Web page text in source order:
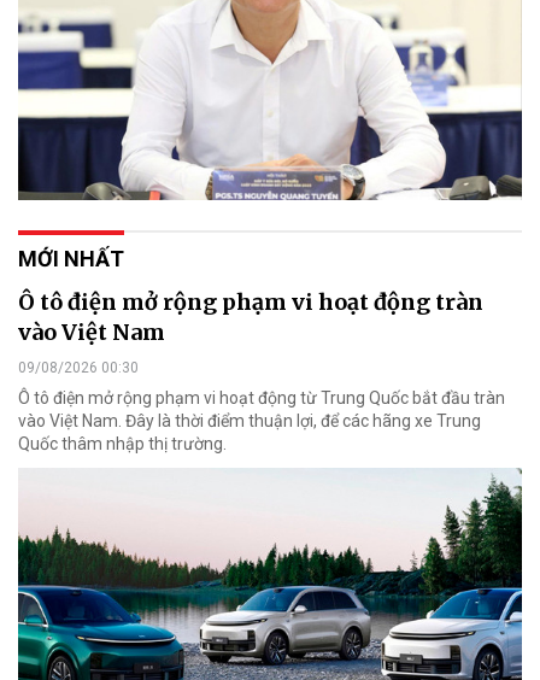
MỚI NHẤT
Ô tô điện mở rộng phạm vi hoạt động tràn
vào Việt Nam
09/08/2026 00:30
Ô tô điện mở rộng phạm vi hoạt động từ Trung Quốc bắt đầu tràn
vào Việt Nam. Đây là thời điểm thuận lợi, để các hãng xe Trung
Quốc thâm nhập thị trường.